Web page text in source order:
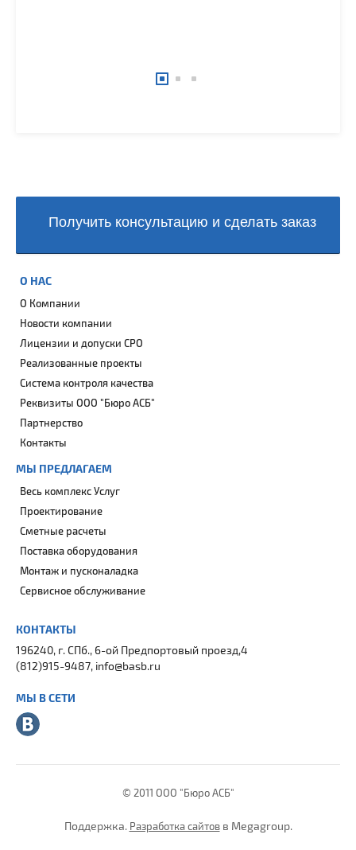
Получить консультацию и сделать заказ
О НАС
О Компании
Новости компании
Лицензии и допуски СРО
Реализованные проекты
Система контроля качества
Реквизиты ООО "Бюро АСБ"
Партнерство
Контакты
МЫ ПРЕДЛАГАЕМ
Весь комплекс Услуг
Проектирование
Сметные расчеты
Поставка оборудования
Монтаж и пусконаладка
Сервисное обслуживание
КОНТАКТЫ
196240, г. СПб., 6-ой Предпортовый проезд,4
(812)915-9487, info@basb.ru
МЫ В СЕТИ
© 2011 ООО "Бюро АСБ"
Поддержка. Разработка сайтовв Megagroup.